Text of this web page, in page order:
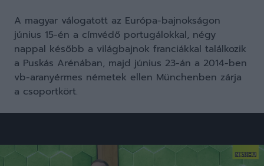
A magyar válogatott az Európa-bajnokságon
június 15-én a címvédő portugálokkal, négy
nappal később a világbajnok franciákkal találkozik
a Puskás Arénában, majd június 23-án a 2014-ben
vb-aranyérmes németek ellen Münchenben zárja
a csoportkört.